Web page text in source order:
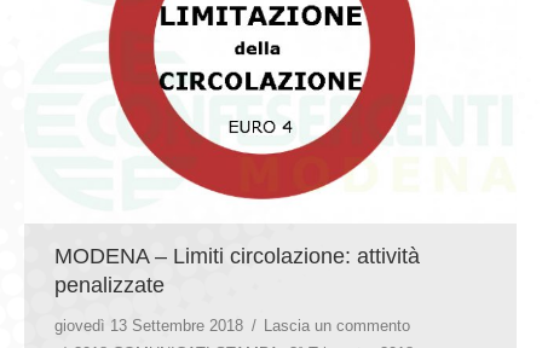
MODENA – Limiti circolazione: attività
penalizzate
giovedì 13 Settembre 2018
Lascia un commento